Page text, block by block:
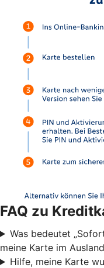
FAQ zu
Was bedeutet
meine Karte im
Hilfe, meine Karte